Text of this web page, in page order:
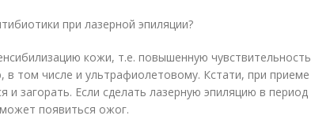
при лазерной эпиляции?
кожи, т.е. повышенную чувствительность
в том числе и ультрафиолетовому. Кстати, при приеме
и загорать. Если сделать лазерную эпиляцию в период
появиться ожог.